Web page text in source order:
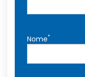
Nome*